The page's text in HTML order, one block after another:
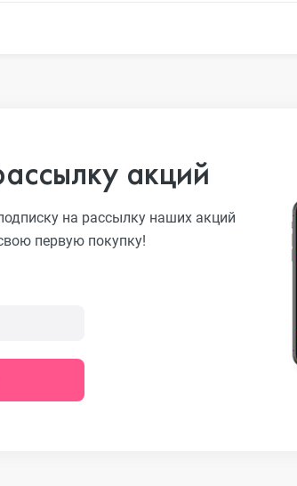
акций
на рассылку наших акций
первую покупку!